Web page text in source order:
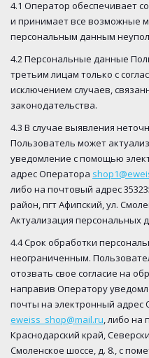
4.1 Оператор обеспечивает
и принимает все возможные
персональным данным
4.2 Персональные данные
третьим лицам только с
исключением случаев,
законодательства.
4.3 В случае выявления
Пользователь может
уведомление с помощью
адрес Оператора
либо на почтовый адрес
район, пгт Афипский, ул.
Актуализация персональных
4.4 Срок обработки
неограниченным.
отозвать свое согласие на
направив Оператору
почты на электронный адрес
eweiss_shop@mail.ru, либо на
Краснодарский край,
Смоленское шоссе, д. 8., с